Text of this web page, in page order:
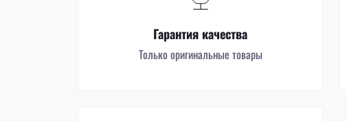
Гарантия качества
Только оригинальные товары